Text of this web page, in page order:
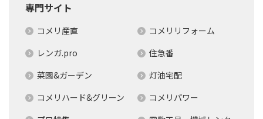
専門サイト
コメリ産直
コメリリフォーム
レンガ.pro
住急番
菜園&ガーデン
灯油宅配
コメリハード&グリーン
コメリパワー